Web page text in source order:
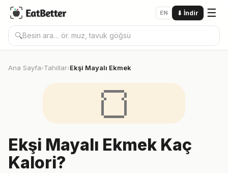
EN ⬇ İndir ☰
🔍
Ana Sayfa›Tahıllar›Ekşi Mayalı Ekmek
🍞
Ekşi Mayalı Ekmek Kaç
Kalori?